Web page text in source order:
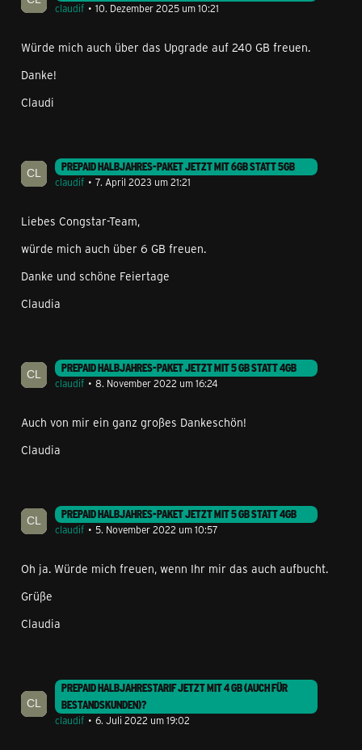
claudif
10. Dezember 2025 um 10:21
Würde mich auch über das Upgrade auf 240 GB freuen.
Danke!
Claudi
PREPAID HALBJAHRES-PAKET JETZT MIT 6GB STATT 5GB
claudif
7. April 2023 um 21:21
Liebes Congstar-Team,
würde mich auch über 6 GB freuen.
Danke und schöne Feiertage
Claudia
PREPAID HALBJAHRES-PAKET JETZT MIT 5 GB STATT 4GB
claudif
8. November 2022 um 16:24
Auch von mir ein ganz großes Dankeschön!
Claudia
PREPAID HALBJAHRES-PAKET JETZT MIT 5 GB STATT 4GB
claudif
5. November 2022 um 10:57
Oh ja. Würde mich freuen, wenn Ihr mir das auch aufbucht.
Grüße
Claudia
PREPAID HALBJAHRESTARIF JETZT MIT 4 GB (AUCH FÜR
BESTANDSKUNDEN)?
claudif
6. Juli 2022 um 19:02